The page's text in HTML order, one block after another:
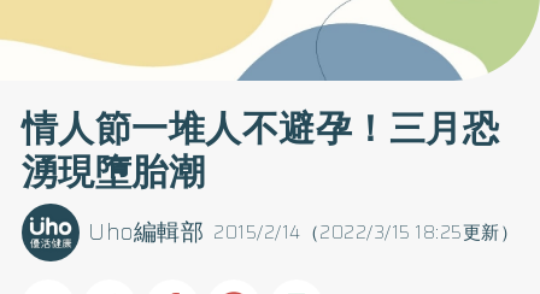
情人節一堆人不避孕！三月恐
湧現墮胎潮
2015/2/14（2022/3/15 18:25更新）
Uho編輯部